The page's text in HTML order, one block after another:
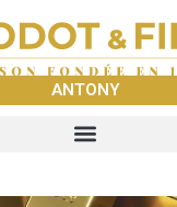
ANTONY